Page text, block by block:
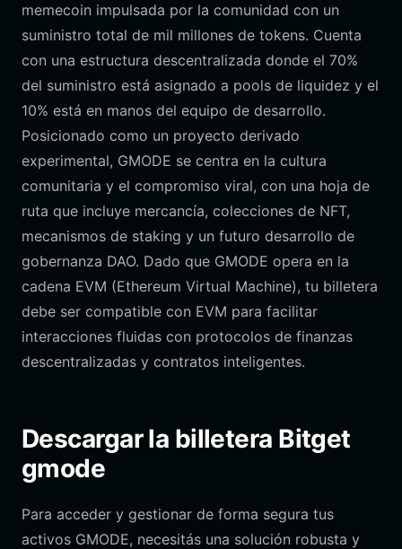
memecoin impulsada por la comunidad con un
suministro total de mil millones de tokens. Cuenta
con una estructura descentralizada donde el 70%
del suministro está asignado a pools de liquidez y el
10% está en manos del equipo de desarrollo.
Posicionado como un proyecto derivado
experimental, GMODE se centra en la cultura
comunitaria y el compromiso viral, con una hoja de
ruta que incluye mercancía, colecciones de NFT,
mecanismos de staking y un futuro desarrollo de
gobernanza DAO. Dado que GMODE opera en la
cadena EVM (Ethereum Virtual Machine), tu billetera
debe ser compatible con EVM para facilitar
interacciones fluidas con protocolos de finanzas
descentralizadas y contratos inteligentes.
Descargar la billetera Bitget
gmode
Para acceder y gestionar de forma segura tus
activos GMODE, necesitás una solución robusta y